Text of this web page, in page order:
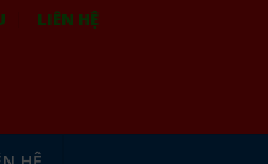
LIÊN HỆ